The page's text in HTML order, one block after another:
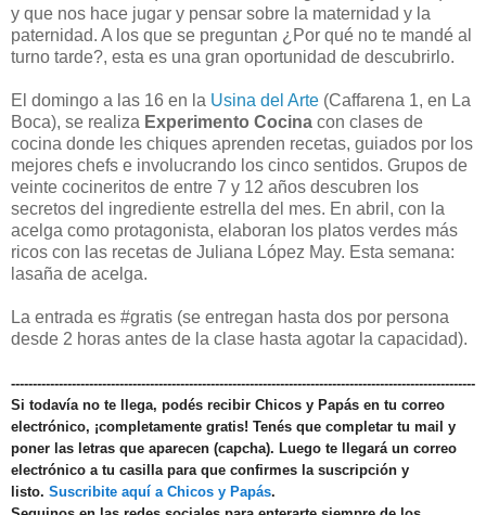
y que nos hace jugar y pensar sobre la maternidad y la
paternidad. A los que se preguntan ¿Por qué no te mandé al
turno tarde?, esta es una gran oportunidad de descubrirlo.
El domingo a las 16 en la Usina del Arte (Caffarena 1, en La
Boca), se realiza Experimento Cocina con clases de
cocina donde les chiques aprenden recetas, guiados por los
mejores chefs e involucrando los cinco sentidos. Grupos de
veinte cocineritos de entre 7 y 12 años descubren los
secretos del ingrediente estrella del mes. En abril, con la
acelga como protagonista, elaboran los platos verdes más
ricos con las recetas de Juliana López May. Esta semana:
lasaña de acelga.
La entrada es #gratis (se entregan hasta dos por persona
desde 2 horas antes de la clase hasta agotar la capacidad).
-----------------------------------------------------------------------------------------------------------
Si todavía no te llega, podés recibir Chicos y Papás en tu correo
electrónico, ¡completamente gratis! Tenés que completar tu mail y
poner las letras que aparecen (capcha). Luego te llegará un correo
electrónico a tu casilla para que confirmes la suscripción y
listo. Suscribite aquí a Chicos y Papás.